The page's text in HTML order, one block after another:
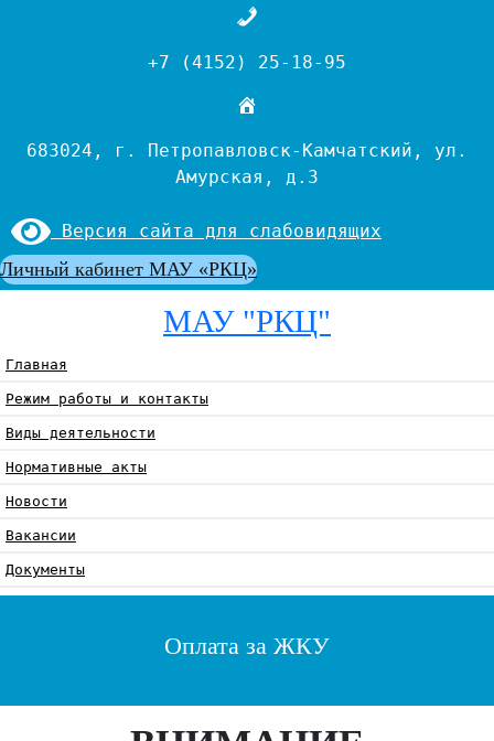
+7 (4152) 25-18-95
683024, г. Петропавловск-Камчатский, ул.
Амурская, д.3
Версия сайта для слабовидящих
Личный кабинет МАУ «РКЦ»
МАУ "РКЦ"
Главная
Режим работы и контакты
Виды деятельности
Нормативные акты
Новости
Вакансии
Документы
Оплата за ЖКУ